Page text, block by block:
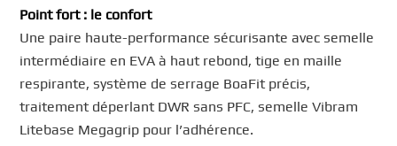
Point fort : le confort
Une paire haute-performance sécurisante avec semelle
intermédiaire en EVA à haut rebond, tige en maille
respirante, système de serrage BoaFit précis,
traitement déperlant DWR sans PFC, semelle Vibram
Litebase Megagrip pour l’adhérence.